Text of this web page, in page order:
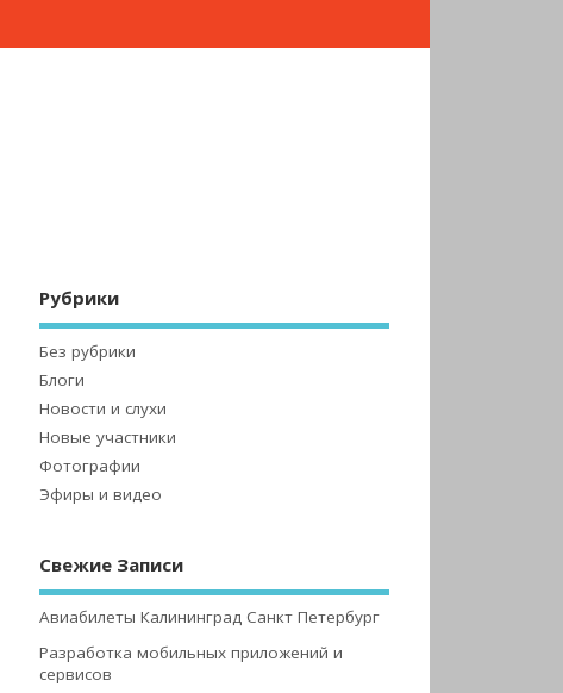
Рубрики
Без рубрики
Блоги
Новости и слухи
Новые участники
Фотографии
Эфиры и видео
Свежие Записи
Авиабилеты Калининград Санкт Петербург
Разработка мобильных приложений и
сервисов